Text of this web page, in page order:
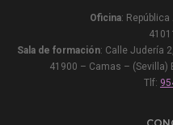
Oficina: República
Sala de formación: Calle Judería
41900 – Camas – (Sevilla)
Tlf: